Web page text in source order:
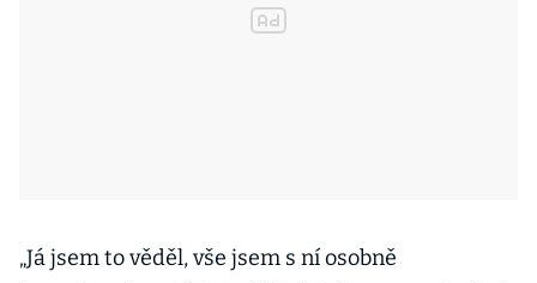
„Já jsem to věděl, vše jsem s ní osobně